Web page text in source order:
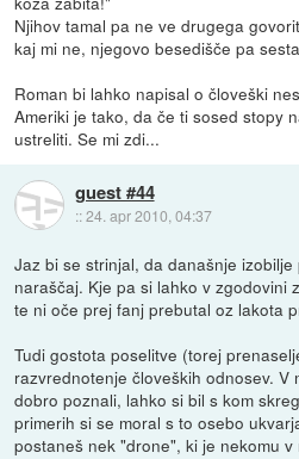
Njihov tamal pa ne ve drugega
kaj mi ne, njegovo besedišče pa
Roman bi lahko napisal o človeški
Ameriki je tako, da če ti sosed stopy
ustreliti. Se mi zdi...
guest #44
::24. apr 2010, 04:37
Jaz bi se strinjal, da današnje
naraščaj. Kje pa si lahko v zgodovini
te ni oče prej fanj prebutal oz lakota
Tudi gostota poselitve (torej
razvrednotenje človeških odnosev. V
dobro poznali, lahko si bil s kom
primerih si se moral s to osebo
postaneš nek "drone", ki je nekomu v